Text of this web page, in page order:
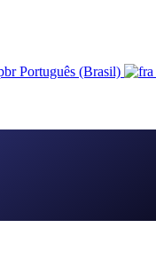
Português (Brasil)